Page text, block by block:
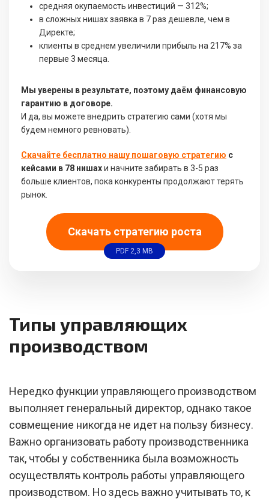
средняя окупаемость инвестиций — 312%;
в сложных нишах заявка в 7 раз дешевле, чем в
Директе;
клиенты в среднем увеличили прибыль на 217% за
первые 3 месяца.
Мы уверены в результате, поэтому даём финансовую
гарантию в договоре.
И да, вы можете внедрить стратегию сами (хотя мы
будем немного ревновать).
Скачайте бесплатно нашу пошаговую стратегию с
кейсами в 78 нишахи начните забирать в 3-5 раз
больше клиентов, пока конкуренты продолжают терять
рынок.
Скачать стратегию роста
PDF 2,3 MB
Типы управляющих
производством
Нередко функции управляющего производством
выполняет генеральный директор, однако такое
совмещение никогда не идет на пользу бизнесу.
Важно организовать работу производственника
так, чтобы у собственника была возможность
осуществлять контроль работы управляющего
производством. Но здесь важно учитывать то, к